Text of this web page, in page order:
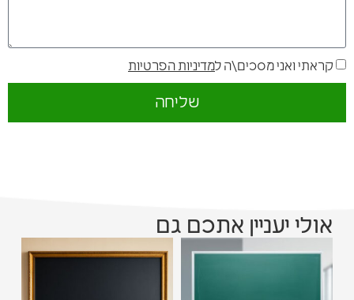
קראתי ואני מסכים\ה למדיניות הפרטיות
שליחה
אולי יעניין אתכם גם